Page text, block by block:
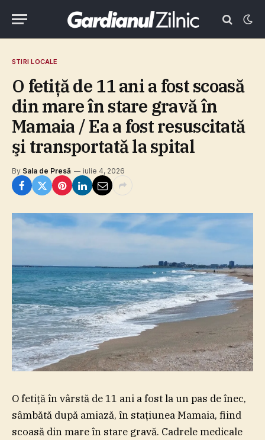
STIRI LOCALE
O fetiţă de 11 ani a fost scoasă
din mare în stare gravă în
Mamaia / Ea a fost resuscitată
şi transportată la spital
By Sala de Presă iulie 4, 2026
O fetiţă în vârstă de 11 ani a fost la un pas de înec,
sâmbătă după amiază, în staţiunea Mamaia, fiind
scoasă din mare în stare gravă. Cadrele medicale